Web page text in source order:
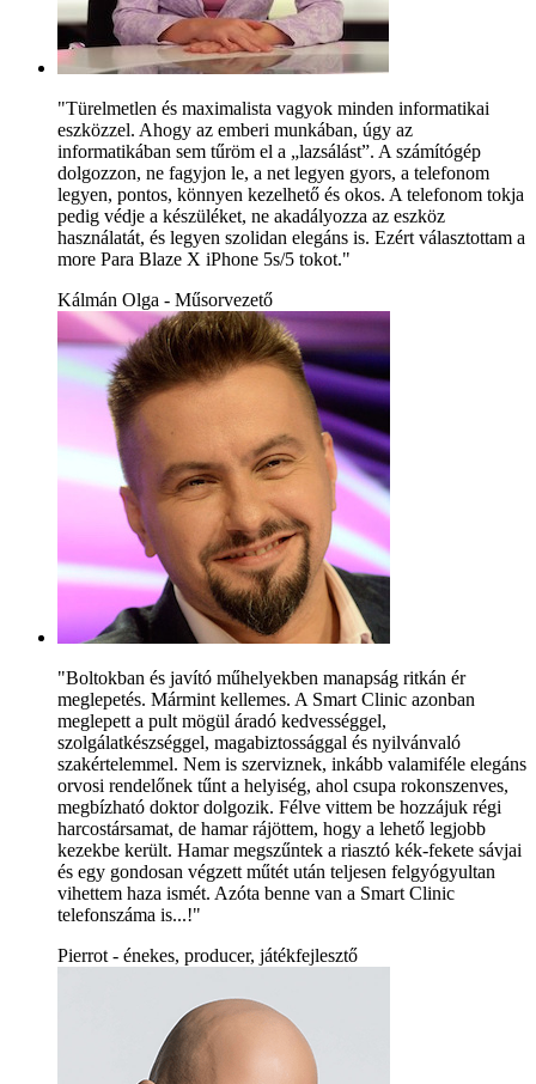
"Türelmetlen és maximalista vagyok minden informatikai
eszközzel. Ahogy az emberi munkában, úgy az
informatikában sem tűröm el a „lazsálást”. A számítógép
dolgozzon, ne fagyjon le, a net legyen gyors, a telefonom
legyen, pontos, könnyen kezelhető és okos. A telefonom tokja
pedig védje a készüléket, ne akadályozza az eszköz
használatát, és legyen szolidan elegáns is. Ezért választottam a
more Para Blaze X iPhone 5s/5 tokot."
Kálmán Olga - Műsorvezető
"Boltokban és javító műhelyekben manapság ritkán ér
meglepetés. Mármint kellemes. A Smart Clinic azonban
meglepett a pult mögül áradó kedvességgel,
szolgálatkészséggel, magabiztossággal és nyilvánvaló
szakértelemmel. Nem is szerviznek, inkább valamiféle elegáns
orvosi rendelőnek tűnt a helyiség, ahol csupa rokonszenves,
megbízható doktor dolgozik. Félve vittem be hozzájuk régi
harcostársamat, de hamar rájöttem, hogy a lehető legjobb
kezekbe került. Hamar megszűntek a riasztó kék-fekete sávjai
és egy gondosan végzett műtét után teljesen felgyógyultan
vihettem haza ismét. Azóta benne van a Smart Clinic
telefonszáma is...!"
Pierrot - énekes, producer, játékfejlesztő